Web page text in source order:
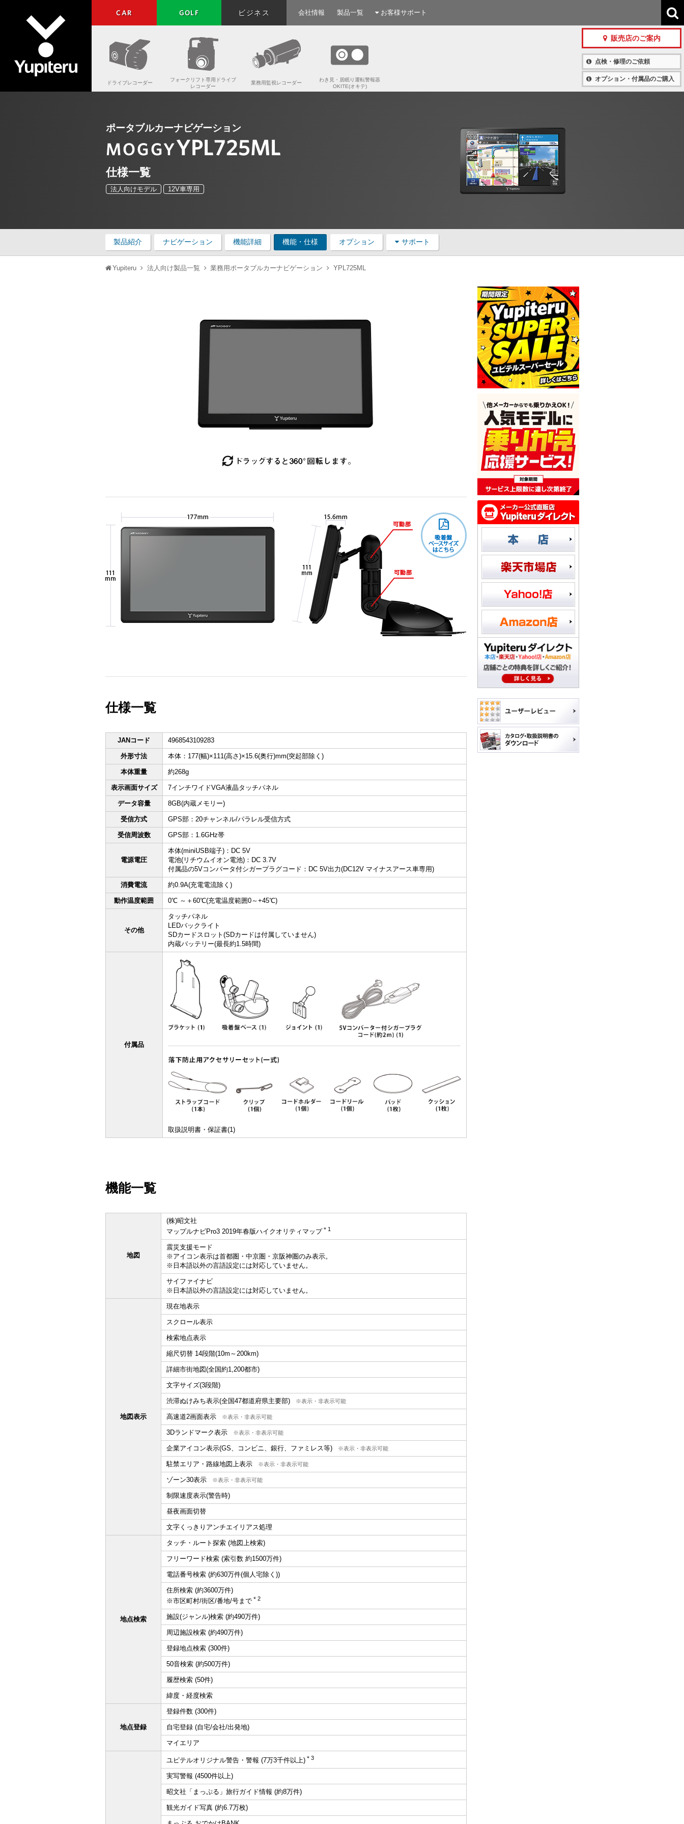
CAR GOLF ビジネス 会社情報 製品一覧 お客様サポート
販売店のご案内
点検・修理のご依頼
オプション・付属品のご購入
ドライブレコーダー
フォークリフト専用ドライブ
レコーダー
業務用監視レコーダー
わき見・居眠り運転警報器
OKITE(オキテ)
ポータブルカーナビゲーション
MOGGYYPL725ML
仕様一覧
法人向けモデル 12V車専用
製品紹介 ナビゲーション 機能詳細 機能・仕様 オプション サポート
Yupiteru 法人向け製品一覧 業務⽤ポータブルカーナビゲーション YPL725ML
仕様一覧
JANコード 4968543109283
外形寸法 本体：177(幅)×111(高さ)×15.6(奥行)mm(突起部除く)
本体重量 約268g
表示画面サイズ 7インチワイドVGA液晶タッチパネル
データ容量 8GB(内蔵メモリー)
受信方式 GPS部：20チャンネル/パラレル受信方式
受信周波数 GPS部：1.6GHz帯
電源電圧
本体(miniUSB端子)：DC 5V
電池(リチウムイオン電池)：DC 3.7V
付属品の5Vコンバータ付シガープラグコード：DC 5V出力(DC12V マイナスアース車専用)
消費電流 約0.9A(充電電流除く)
動作温度範囲 0℃ ～＋60℃(充電温度範囲0～+45℃)
その他
タッチパネル
LEDバックライト
SDカードスロット(SDカードは付属していません)
内蔵バッテリー(最長約1.5時間)
付属品
取扱説明書・保証書(1)
機能一覧
地図
(株)昭文社
マップルナビPro3 2019年春版ハイクオリティマップ＊1
震災支援モード
※アイコン表示は首都圏・中京圏・京阪神圏のみ表示。
※日本語以外の言語設定には対応していません。
サイファイナビ
※日本語以外の言語設定には対応していません。
地図表示
現在地表示
スクロール表示
検索地点表示
縮尺切替 14段階(10m～200km)
詳細市街地図(全国約1,200都市)
文字サイズ(3段階)
渋滞ぬけみち表示(全国47都道府県主要部) ※表示・非表示可能
高速道2画面表示 ※表示・非表示可能
3Dランドマーク表示 ※表示・非表示可能
企業アイコン表示(GS、コンビニ、銀行、ファミレス等) ※表示・非表示可能
駐禁エリア・路線地図上表示 ※表示・非表示可能
ゾーン30表示 ※表示・非表示可能
制限速度表示(警告時)
昼夜画面切替
文字くっきりアンチエイリアス処理
地点検索
タッチ・ルート探索 (地図上検索)
フリーワード検索 (索引数 約1500万件)
電話番号検索 (約630万件(個人宅除く))
住所検索 (約3600万件)
※市区町村/街区/番地/号まで＊2
施設(ジャンル)検索 (約490万件)
周辺施設検索 (約490万件)
登録地点検索 (300件)
50音検索 (約500万件)
履歴検索 (50件)
緯度・経度検索
地点登録
登録件数 (300件)
自宅登録 (自宅/会社/出発地)
マイエリア
ユピテルオリジナル警告・警報 (7万3千件以上) ＊3
実写警報 (4500件以上)
昭文社「まっぷる」旅行ガイド情報 (約8万件)
観光ガイド写真 (約6.7万枚)